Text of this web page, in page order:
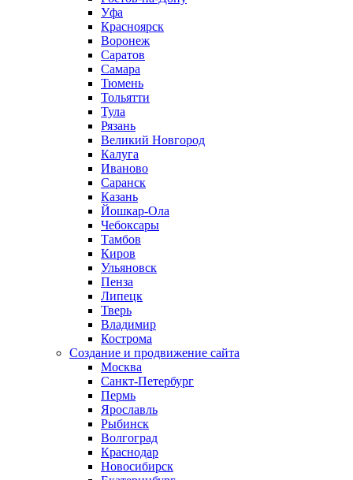
Уфа
Красноярск
Воронеж
Саратов
Самара
Тюмень
Тольятти
Тула
Рязань
Великий Новгород
Калуга
Иваново
Саранск
Казань
Йошкар-Ола
Чебоксары
Тамбов
Киров
Ульяновск
Пенза
Липецк
Тверь
Владимир
Кострома
Создание и продвижение сайта
Москва
Санкт-Петербург
Пермь
Ярославль
Рыбинск
Волгоград
Краснодар
Новосибирск